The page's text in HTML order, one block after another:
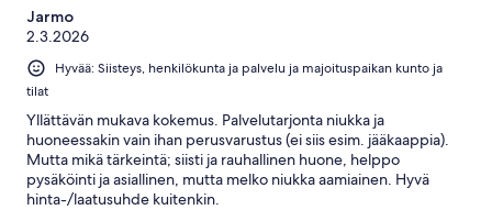
Jarmo
2.3.2026
Hyvää: Siisteys, henkilökunta ja palvelu ja majoituspaikan kunto ja
tilat
Yllättävän mukava kokemus. Palvelutarjonta niukka ja
huoneessakin vain ihan perusvarustus (ei siis esim. jääkaappia).
Mutta mikä tärkeintä; siisti ja rauhallinen huone, helppo
pysäköinti ja asiallinen, mutta melko niukka aamiainen. Hyvä
hinta-/laatusuhde kuitenkin.